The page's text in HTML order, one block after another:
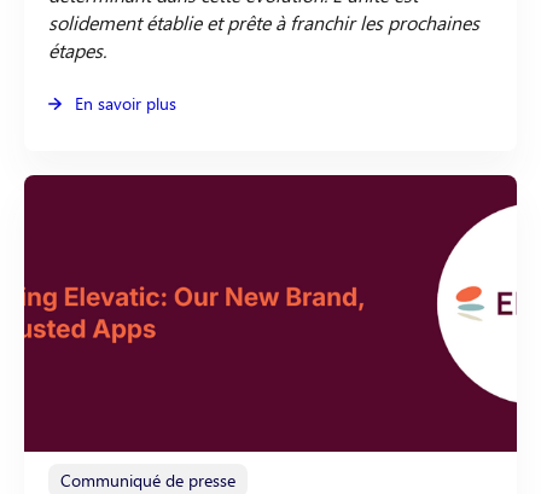
solidement établie et prête à franchir les prochaines
étapes.
En savoir plus
Communiqué de presse